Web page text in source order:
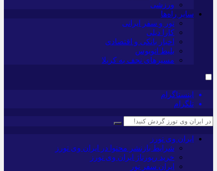
ورزشی
سایر راه‌ها
تور و سفر ایرانی
کارا دیلی
اخبار بانکی و اقتصادی
بلیط اتوبوس
مسیرهای نجف به کربلا
اینستاگرام
تلگرام
ایران وی تورز
شرایط بازنشر محتوا در ایران وی تورز
خرید رپورتاژ ایران وی تورز
ایران سفر تور